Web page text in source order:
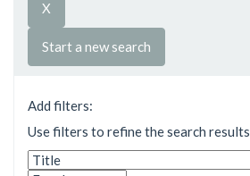
Start a new search
Add filters:
Use filters to refine the search results.